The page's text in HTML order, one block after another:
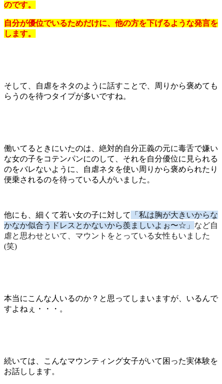
のです。
自分が優位でいるためだけに、他の方を下げるような発言を
します。
そして、自虐をネタのように話すことで、周りから褒めても
らうのを待つタイプが多いですね。
働いてるときにいたのは、絶対的自分正義の元に毒舌で嫌い
な女の子をコテンパンにのして、それを自分優位に見られる
のをバレないように、自虐ネタを使い周りから褒められたり
便乗されるのを待っている人がいました。
他にも、細くて若い女の子に対して
「私は胸が大きいからな
かなか似合うドレスとかないから羨ましいよぉ〜☆」 など自
虐と思わせといて、マウントをとっている女性もいました
(笑)
本当にこんな人いるのか？と思ってしまいますが、いるんで
すよねぇ・・・。
続いては、こんなマウンティング女子がいて困った実体験を
お話しします。